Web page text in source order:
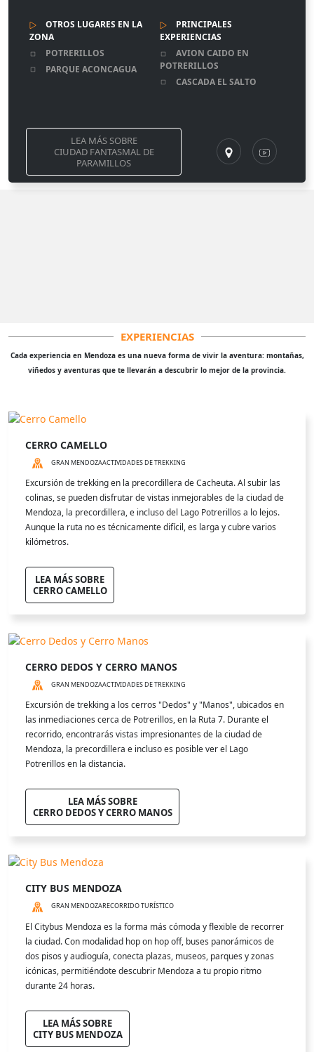
OTROS LUGARES EN LA
ZONA
POTRERILLOS
PARQUE ACONCAGUA
PRINCIPALES
EXPERIENCIAS
AVION CAIDO EN
POTRERILLOS
CASCADA EL SALTO
LEA MÁS SOBRE
CIUDAD FANTASMAL DE
PARAMILLOS
EXPERIENCIAS
Cada experiencia en Mendoza es una nueva forma de vivir la aventura: montañas,
viñedos y aventuras que te llevarán a descubrir lo mejor de la provincia.
CERRO CAMELLO
GRAN MENDOZAACTIVIDADES DE TREKKING
Excursión de trekking en la precordillera de Cacheuta. Al subir las
colinas, se pueden disfrutar de vistas inmejorables de la ciudad de
Mendoza, la precordillera, e incluso del Lago Potrerillos a lo lejos.
Aunque la ruta no es técnicamente difícil, es larga y cubre varios
kilómetros.
LEA MÁS SOBRE
CERRO CAMELLO
CERRO DEDOS Y CERRO MANOS
GRAN MENDOZAACTIVIDADES DE TREKKING
Excursión de trekking a los cerros "Dedos" y "Manos", ubicados en
las inmediaciones cerca de Potrerillos, en la Ruta 7. Durante el
recorrido, encontrarás vistas impresionantes de la ciudad de
Mendoza, la precordillera e incluso es posible ver el Lago
Potrerillos en la distancia.
LEA MÁS SOBRE
CERRO DEDOS Y CERRO MANOS
CITY BUS MENDOZA
GRAN MENDOZARECORRIDO TURÍSTICO
El Citybus Mendoza es la forma más cómoda y flexible de recorrer
la ciudad. Con modalidad hop on hop off, buses panorámicos de
dos pisos y audioguía, conecta plazas, museos, parques y zonas
icónicas, permitiéndote descubrir Mendoza a tu propio ritmo
durante 24 horas.
LEA MÁS SOBRE
CITY BUS MENDOZA